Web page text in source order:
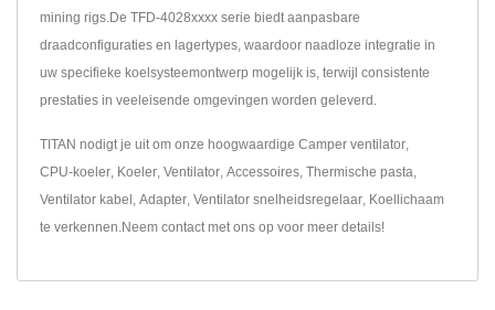
mining rigs.De TFD-4028xxxx serie biedt aanpasbare
draadconfiguraties en lagertypes, waardoor naadloze integratie in
uw specifieke koelsysteemontwerp mogelijk is, terwijl consistente
prestaties in veeleisende omgevingen worden geleverd.
TITAN nodigt je uit om onze hoogwaardige Camper ventilator,
CPU-koeler, Koeler, Ventilator, Accessoires, Thermische pasta,
Ventilator kabel , Adapter, Ventilator snelheidsregelaar, Koellichaam
te verkennen.Neem contact met ons op voor meer details!